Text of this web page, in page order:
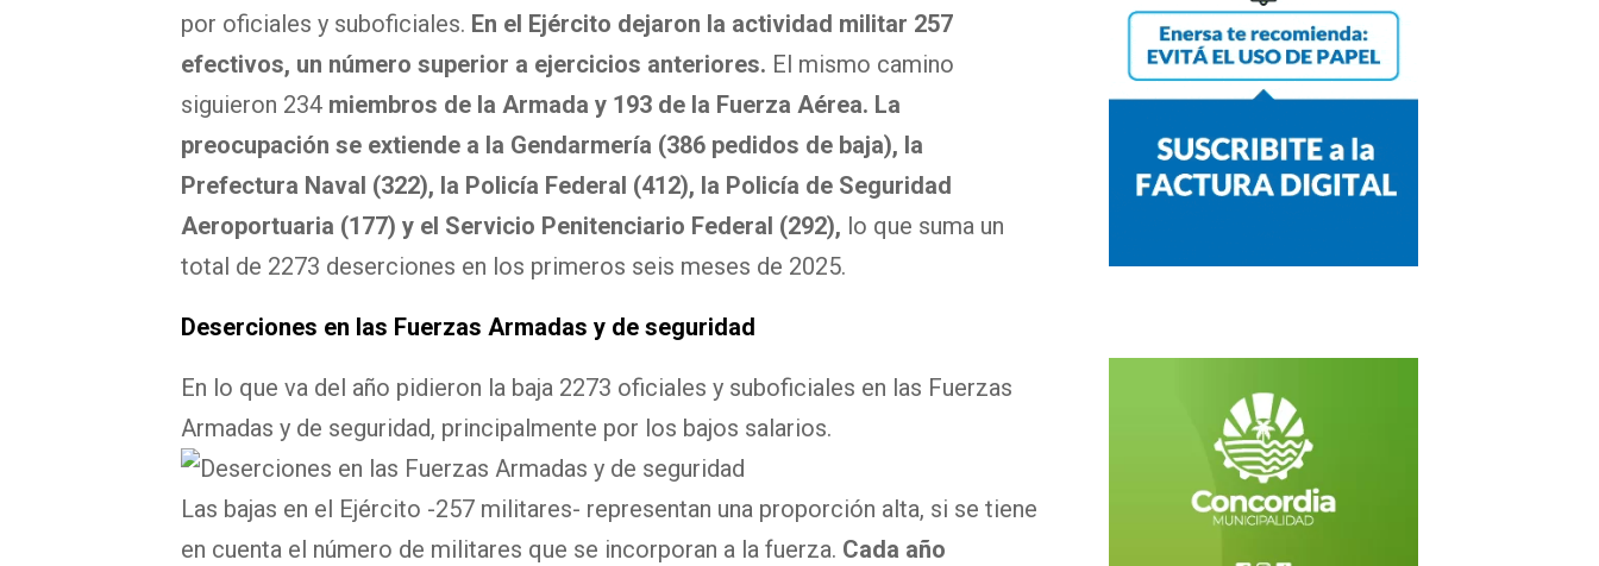
por oficiales y suboficiales. En el Ejército dejaron la actividad militar 257
efectivos, un número superior a ejercicios anteriores. El mismo camino
siguieron 234 miembros de la Armada y 193 de la Fuerza Aérea. La
preocupación se extiende a la Gendarmería (386 pedidos de baja), la
Prefectura Naval (322), la Policía Federal (412), la Policía de Seguridad
Aeroportuaria (177) y el Servicio Penitenciario Federal (292), lo que suma un
total de 2273 deserciones en los primeros seis meses de 2025.
Deserciones en las Fuerzas Armadas y de seguridad
En lo que va del año pidieron la baja 2273 oficiales y suboficiales en las Fuerzas
Armadas y de seguridad, principalmente por los bajos salarios.
Las bajas en el Ejército -257 militares- representan una proporción alta, si se tiene
en cuenta el número de militares que se incorporan a la fuerza. Cada año